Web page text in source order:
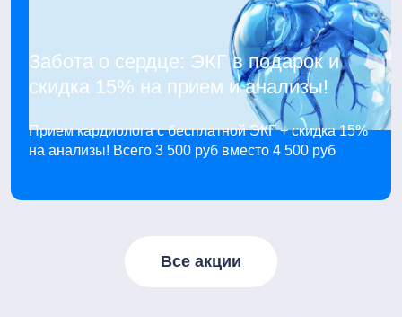
Забота о сердце: ЭКГ в подарок и
скидка 15% на прием и анализы!
Прием кардиолога с бесплатной ЭКГ + скидка 15%
на анализы! Всего 3 500 руб вместо 4 500 руб
Все акции